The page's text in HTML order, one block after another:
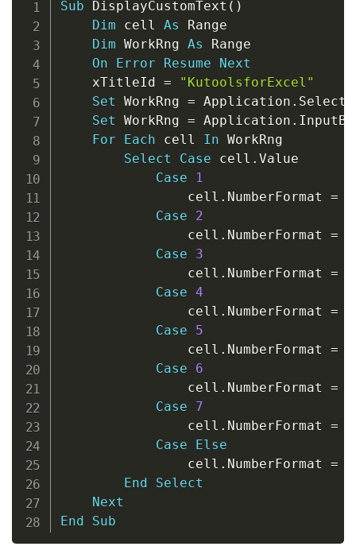
Sub DisplayCustomText ( )
Dim cell As Range
Dim WorkRng As Range
On
Error Resume
Next
    xTitleId
=
"KutoolsforExcel"
Set WorkRng = Application .
Set WorkRng = Application .
For
Each cell In WorkRng
Select
Case cell . Value
Case
1
                cell
. NumberFormat =
Case
2
                cell
. NumberFormat =
Case
3
                cell
. NumberFormat =
Case 4
                cell
. NumberFormat =
Case
5
                cell
. NumberFormat =
Case
6
                cell
. NumberFormat =
Case
7
                cell
. NumberFormat =
Case
Else
                cell
. NumberFormat =
End
Select
Next
End
Sub